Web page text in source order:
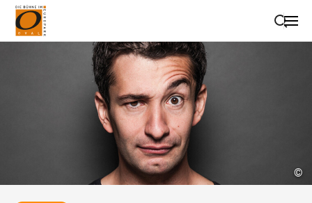
Wegbeschreibung erhalten
©